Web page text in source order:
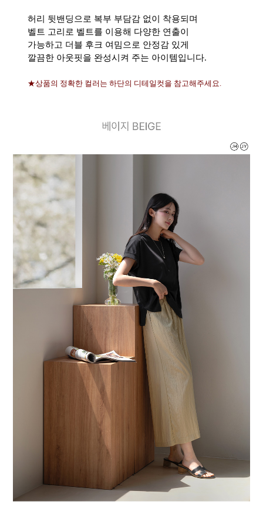
허리 뒷밴딩으로 복부 부담감 없이 착용되며
벨트 고리로 벨트를 이용해 다양한 연출이
가능하고 더블 후크 여밈으로 안정감 있게
깔끔한 아웃핏을 완성시켜 주는 아이템입니다.
★상품의 정확한 컬러는 하단의 디테일컷을 참고해주세요.